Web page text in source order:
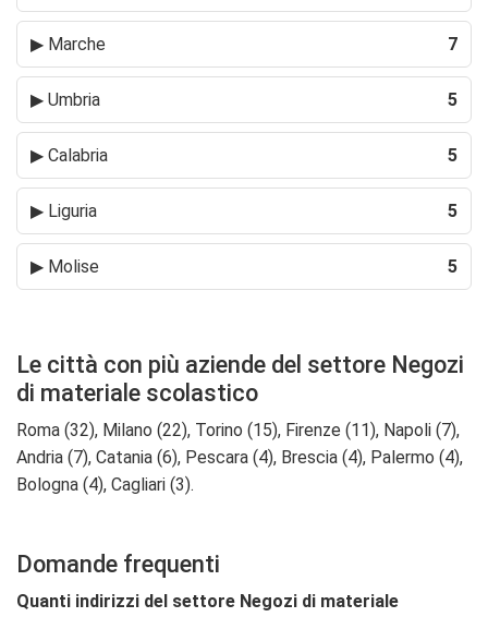
▶ Marche 7
▶ Umbria 5
▶ Calabria 5
▶ Liguria 5
▶ Molise 5
Le città con più aziende del settore Negozi
di materiale scolastico
Roma (32), Milano (22), Torino (15), Firenze (11), Napoli (7),
Andria (7), Catania (6), Pescara (4), Brescia (4), Palermo (4),
Bologna (4), Cagliari (3).
Domande frequenti
Quanti indirizzi del settore Negozi di materiale